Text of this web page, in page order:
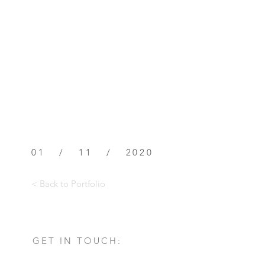
01 / 11 / 2020
< Back to Portfolio
GET IN TOUCH: